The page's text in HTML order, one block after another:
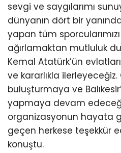
sevgi ve saygılarımı
dünyanın dört bir
yapan tüm
ağırlamaktan mutluluk
Kemal Atatürk’ün
ve kararlıkla
buluşturmaya ve
yapmaya devam
organizasyonun hayata
geçen herkese teşekkür
konuştu.